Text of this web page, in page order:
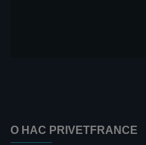
О НАС PRIVETFRANCE